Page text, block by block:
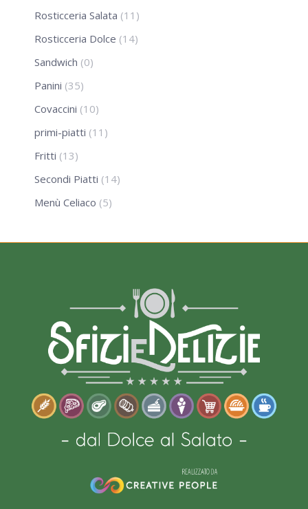
Rosticceria Salata (11)
Rosticceria Dolce (14)
Sandwich (0)
Panini (35)
Covaccini (10)
primi-piatti (11)
Fritti (13)
Secondi Piatti (14)
Menù Celiaco (5)